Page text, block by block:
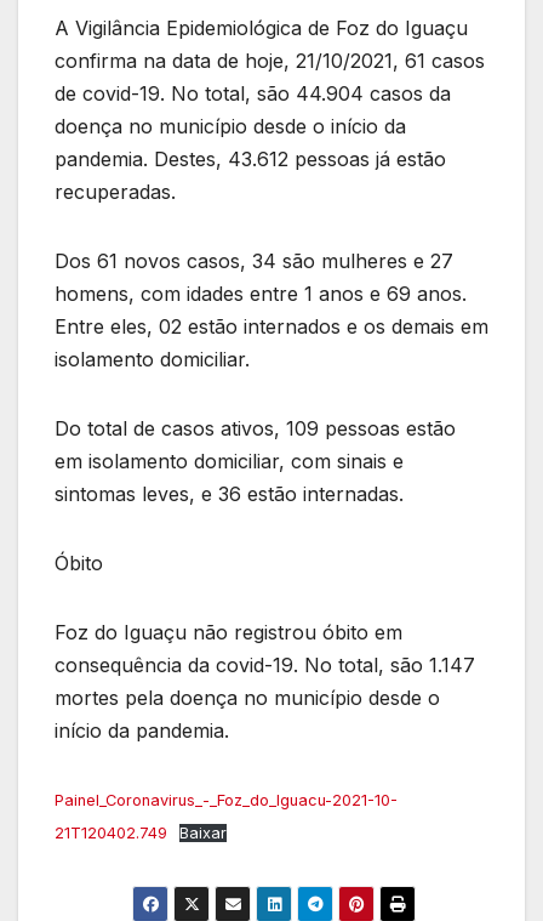
A Vigilância Epidemiológica de Foz do Iguaçu
confirma na data de hoje, 21/10/2021, 61 casos
de covid-19. No total, são 44.904 casos da
doença no município desde o início da
pandemia. Destes, 43.612 pessoas já estão
recuperadas.
Dos 61 novos casos, 34 são mulheres e 27
homens, com idades entre 1 anos e 69 anos.
Entre eles, 02 estão internados e os demais em
isolamento domiciliar.
Do total de casos ativos, 109 pessoas estão
em isolamento domiciliar, com sinais e
sintomas leves, e 36 estão internadas.
Óbito
Foz do Iguaçu não registrou óbito em
consequência da covid-19. No total, são 1.147
mortes pela doença no município desde o
início da pandemia.
Painel_Coronavirus_-_Foz_do_Iguacu-2021-10-
21T120402.749
Baixar